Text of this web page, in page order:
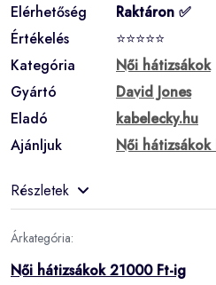
Elérhetőség
Raktáron ✅
Értékelés
⭐⭐⭐⭐⭐
Kategória
Női hátizsákok
Gyártó
David Jones
Eladó
kabelecky.hu
Ajánljuk
Női hátizsákok
Részletek
Árkategória:
Női hátizsákok 21000 Ft-ig